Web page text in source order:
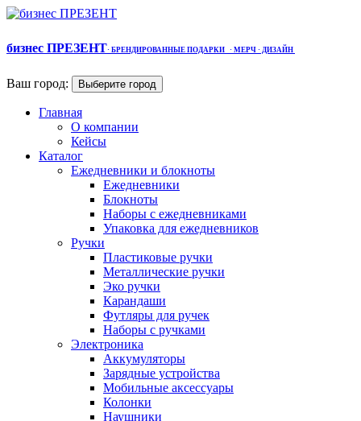
бизнес ПРЕЗЕНТ· БРЕНДИРОВАННЫЕ ПОДАРКИ · МЕРЧ · ДИЗАЙН
Ваш город: Выберите город
Главная
О компании
Кейсы
Каталог
Ежедневники и блокноты
Ежедневники
Блокноты
Наборы с ежедневниками
Упаковка для ежедневников
Ручки
Пластиковые ручки
Металлические ручки
Эко ручки
Карандаши
Футляры для ручек
Наборы с ручками
Электроника
Аккумуляторы
Зарядные устройства
Мобильные аксессуары
Колонки
Наушники